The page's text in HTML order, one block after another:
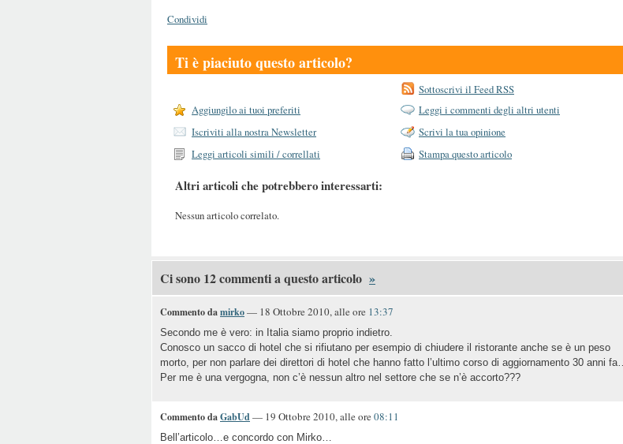
Condividi
Ti è piaciuto questo articolo?
Sottoscrivi il Feed RSS
Aggiungilo ai tuoi preferiti
Leggi i commenti degli altri utenti
Iscriviti alla nostra Newsletter
Scrivi la tua opinione
Leggi articoli simili / correllati
Stampa questo articolo
Altri articoli che potrebbero interessarti:
Nessun articolo correlato.
Ci sono 12 commenti a questo articolo »
Commento damirko— 18 Ottobre 2010, alle ore 13:37
Secondo me è vero: in Italia siamo proprio indietro.
Conosco un sacco di hotel che si rifiutano per esempio di chiudere il ristorante anche se è un peso
morto, per non parlare dei direttori di hotel che hanno fatto l’ultimo corso di aggiornamento 30 anni fa…
Per me è una vergogna, non c’è nessun altro nel settore che se n’è accorto???
Commento daGabUd— 19 Ottobre 2010, alle ore08:11
Bell’articolo…e concordo con Mirko…